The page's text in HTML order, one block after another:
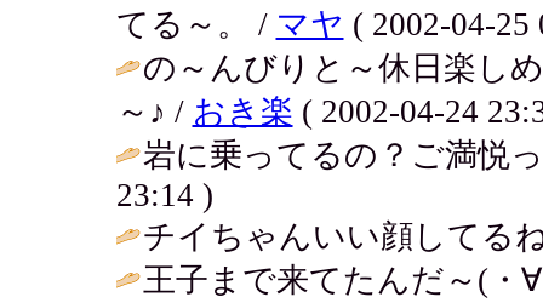
てる～。 / マヤ ( 2002-04-25
の～んびりと～休日楽し
～♪ / おき楽 ( 2002-04-24
岩に乗ってるの？ご満悦
23:14 )
チイちゃんいい顔してる
王子まで来てたんだ～(